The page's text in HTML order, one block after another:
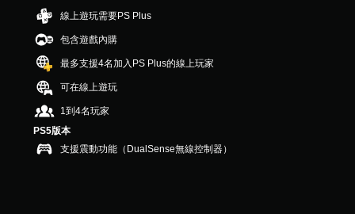
星
）
，
共
則
評
分
線上遊玩需要PS Plus
包含遊戲內購
最多支援4名加入PS Plus的線上玩家
可在線上遊玩
1到4名玩家
PS5版本
支援震動功能（DualSense無線控制器）